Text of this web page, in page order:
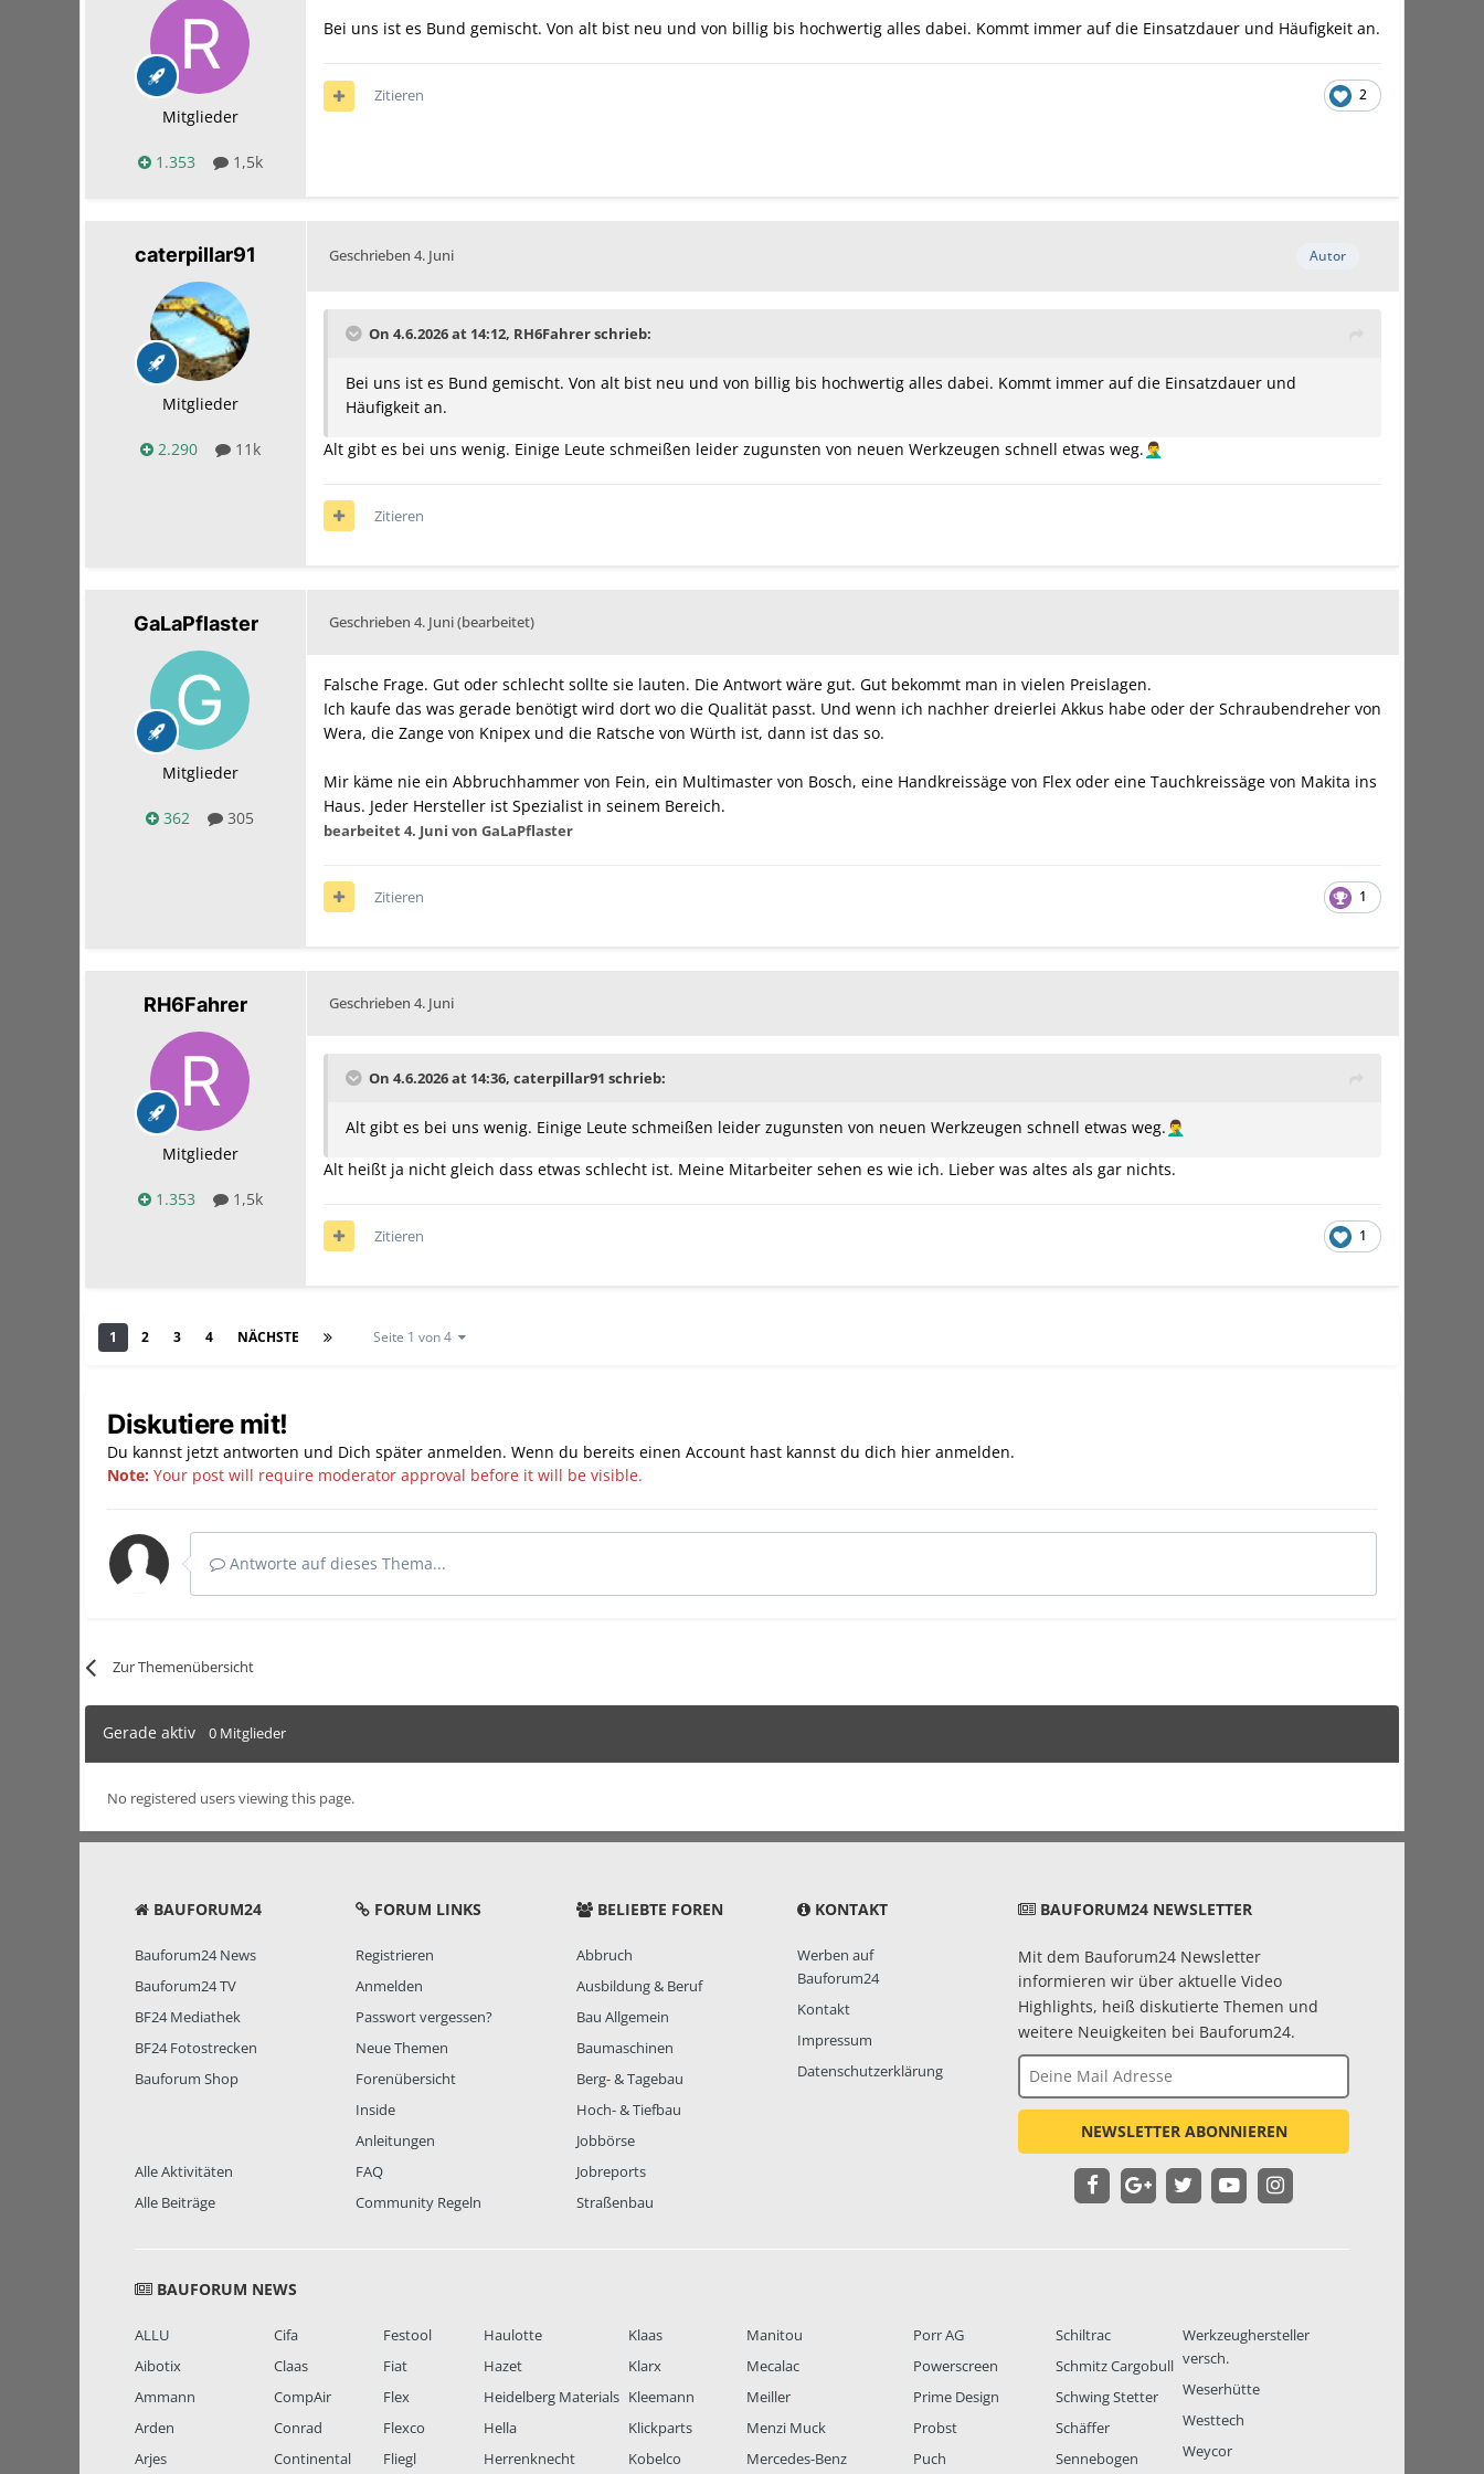
Mitglieder
1.353 1,5k
Bei uns ist es Bund gemischt. Von alt bist neu und von billig bis hochwertig alles dabei. Kommt immer auf die Einsatzdauer und Häufigkeit an.
2
Zitieren
caterpillar91
Mitglieder
2.290 11k
Autor
Geschrieben 4. Juni
On 4.6.2026 at 14:12, RH6Fahrer schrieb:
Bei uns ist es Bund gemischt. Von alt bist neu und von billig bis hochwertig alles dabei. Kommt immer auf die Einsatzdauer und
Häufigkeit an.
Alt gibt es bei uns wenig. Einige Leute schmeißen leider zugunsten von neuen Werkzeugen schnell etwas weg. 🤦‍♂️
Zitieren
GaLaPflaster
Mitglieder
362 305
Geschrieben 4. Juni(bearbeitet)
Falsche Frage. Gut oder schlecht sollte sie lauten. Die Antwort wäre gut. Gut bekommt man in vielen Preislagen.
Ich kaufe das was gerade benötigt wird dort wo die Qualität passt. Und wenn ich nachher dreierlei Akkus habe oder der Schraubendreher von
Wera, die Zange von Knipex und die Ratsche von Würth ist, dann ist das so.
Mir käme nie ein Abbruchhammer von Fein, ein Multimaster von Bosch, eine Handkreissäge von Flex oder eine Tauchkreissäge von Makita ins
Haus. Jeder Hersteller ist Spezialist in seinem Bereich.
bearbeitet4. Juni von GaLaPflaster
1
Zitieren
RH6Fahrer
Mitglieder
1.353 1,5k
Geschrieben 4. Juni
On 4.6.2026 at 14:36, caterpillar91 schrieb:
Alt gibt es bei uns wenig. Einige Leute schmeißen leider zugunsten von neuen Werkzeugen schnell etwas weg. 🤦‍♂️
Alt heißt ja nicht gleich dass etwas schlecht ist. Meine Mitarbeiter sehen es wie ich. Lieber was altes als gar nichts.
1
Zitieren
1 2 3 4 NÄCHSTE Seite 1 von 4
Diskutiere mit!
Du kannst jetzt antworten und Dich später anmelden. Wenn du bereits einen Account hast kannst du dich hier anmelden.
Note: Your post will require moderator approval before it will be visible.
Antworte auf dieses Thema...
Zur Themenübersicht
Gerade aktiv 0 Mitglieder
No registered users viewing this page.
BAUFORUM24
Bauforum24 News
Bauforum24 TV
BF24 Mediathek
BF24 Fotostrecken
Bauforum Shop
Alle Aktivitäten
Alle Beiträge
FORUM LINKS
Registrieren
Anmelden
Passwort vergessen?
Neue Themen
Forenübersicht
Inside
Anleitungen
FAQ
Community Regeln
BELIEBTE FOREN
Abbruch
Ausbildung & Beruf
Bau Allgemein
Baumaschinen
Berg- & Tagebau
Hoch- & Tiefbau
Jobbörse
Jobreports
Straßenbau
KONTAKT
Werben auf
Bauforum24
Kontakt
Impressum
Datenschutzerklärung
BAUFORUM24 NEWSLETTER
Mit dem Bauforum24 Newsletter
informieren wir über aktuelle Video
Highlights, heiß diskutierte Themen und
weitere Neuigkeiten bei Bauforum24.
NEWSLETTER ABONNIEREN
BAUFORUM NEWS
ALLU
Aibotix
Ammann
Arden
Arjes
Cifa
Claas
CompAir
Conrad
Continental
Festool
Fiat
Flex
Flexco
Fliegl
Haulotte
Hazet
Heidelberg Materials
Hella
Herrenknecht
Klaas
Klarx
Kleemann
Klickparts
Kobelco
Manitou
Mecalac
Meiller
Menzi Muck
Mercedes-Benz
Porr AG
Powerscreen
Prime Design
Probst
Puch
Schiltrac
Schmitz Cargobull
Schwing Stetter
Schäffer
Sennebogen
Werkzeughersteller
versch.
Weserhütte
Westtech
Weycor